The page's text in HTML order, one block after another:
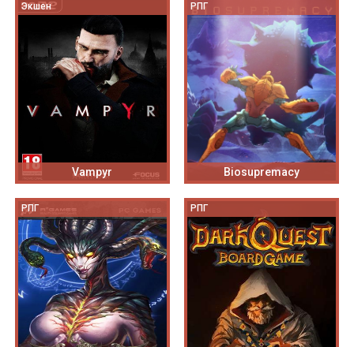
Экшен
Vampyr
РПГ
Biosupremacy
РПГ РПГ